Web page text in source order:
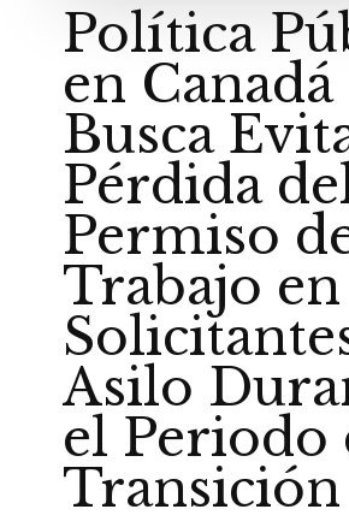
Política
en Canadá
Busca
Pérdida
Permiso
Trabajo en
Asilo
el Periodo
Transición